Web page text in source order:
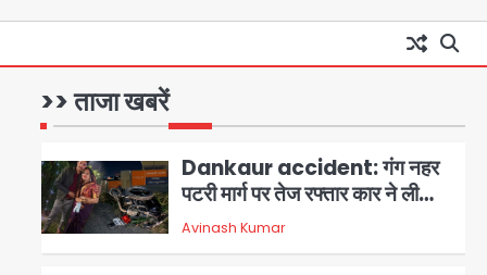
>> ताजा खबरें
सख्त कार्रवाई की मांग
1
Snatcher: नोएडा में रैपिडो चालक
मास्टरमाइंड, जीरा-बॉल बेचने वालों को
98 मोबाइल और 450 पार्ट्स बरामद
2
Dankaur accident: गंग नहर
पटरी मार्ग पर तेज रफ्तार कार ने ली
पति-पत्नी की जान, गांव में मातम
Avinash Kumar